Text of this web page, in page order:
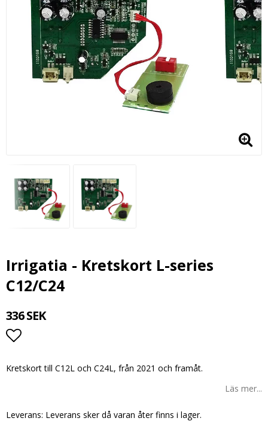
Irrigatia - Kretskort L-series
C12/C24
336 SEK
Lägg till i favoritlistan
Kretskort till C12L och C24L, från 2021 och framåt.
Läs mer...
Leverans: Leverans sker då varan åter finns i lager.